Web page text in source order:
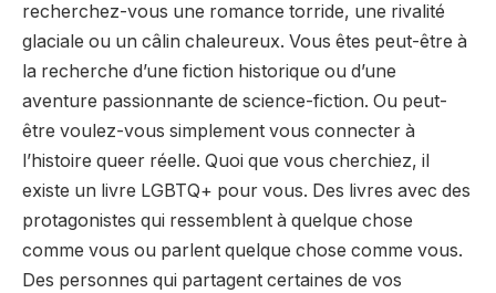
recherchez-vous une romance torride, une rivalité
glaciale ou un câlin chaleureux. Vous êtes peut-être à
la recherche d’une fiction historique ou d’une
aventure passionnante de science-fiction. Ou peut-
être voulez-vous simplement vous connecter à
l’histoire queer réelle. Quoi que vous cherchiez, il
existe un livre LGBTQ+ pour vous. Des livres avec des
protagonistes qui ressemblent à quelque chose
comme vous ou parlent quelque chose comme vous.
Des personnes qui partagent certaines de vos